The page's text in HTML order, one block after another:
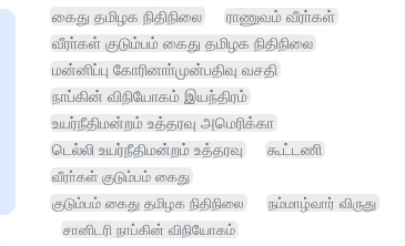
கைது தமிழக நிதிநிலை
ராணுவம் வீரா்கள்
வீரா்கள் குடும்பம் கைது தமிழக நிதிநிலை
மன்னிப்பு கோரினாா்முன்பதிவு வசதி
நாப்கின் விநியோகம் இயந்திரம்
உயர்நீதிமன்றம் உத்தரவு அமெரிக்கா
டெல்லி உயர்நீதிமன்றம் உத்தரவு
கூட்டணி
வீரா்கள் குடும்பம் கைது
குடும்பம் கைது தமிழக நிதிநிலை
நம்மாழ்வார் விருது
சானிடரி நாப்கின் விநியோகம்